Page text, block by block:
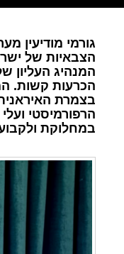
גורמי מודיעין
הצבאיות של
המנהיג העליון
הכרעות קשות.
בצמרת
הרפורמיסטי
במחלוקת